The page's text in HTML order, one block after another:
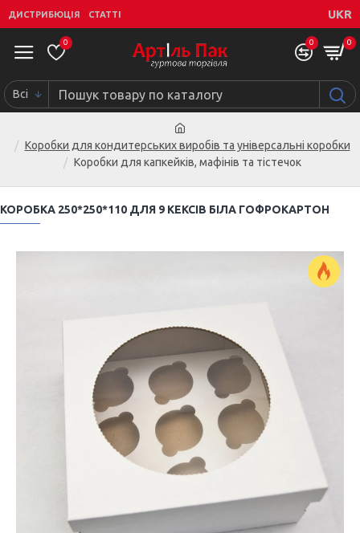
ДИСТРИБЮЦІЯ СТАТТІ UKR
0 0 0
Всі
Коробки для кондитерських виробів та універсальні коробки
Коробки для капкейків, мафінів та тістечок
КОРОБКА 250*250*110 ДЛЯ 9 КЕКСІВ БІЛА ГОФРОКАРТОН